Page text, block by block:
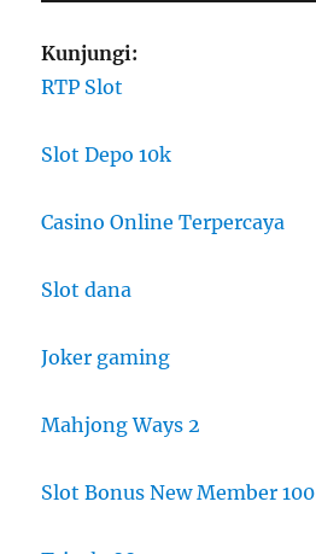
Kunjungi:
RTP Slot
Slot Depo 10k
Casino Online Terpercaya
Slot dana
Joker gaming
Mahjong Ways 2
Slot Bonus New Member 100